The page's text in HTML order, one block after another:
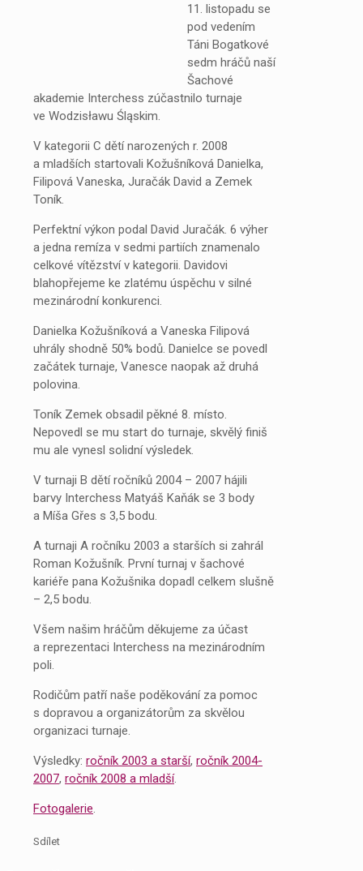
11. listopadu se
pod vedením
Táni Bogatkové
sedm hráčů naší
Šachové
akademie Interchess zúčastnilo turnaje
ve Wodzisławu Śląskim.
V kategorii C dětí narozených r. 2008
a mladších startovali Kožušníková Danielka,
Filipová Vaneska, Juračák David a Zemek
Toník.
Perfektní výkon podal David Juračák. 6 výher
a jedna remíza v sedmi partiích znamenalo
celkové vítězství v kategorii. Davidovi
blahopřejeme ke zlatému úspěchu v silné
mezinárodní konkurenci.
Danielka Kožušníková a Vaneska Filipová
uhrály shodně 50% bodů. Danielce se povedl
začátek turnaje, Vanesce naopak až druhá
polovina.
Toník Zemek obsadil pěkné 8. místo.
Nepovedl se mu start do turnaje, skvělý finiš
mu ale vynesl solidní výsledek.
V turnaji B dětí ročníků 2004 – 2007 hájili
barvy Interchess Matyáš Kaňák se 3 body
a Míša Gřes s 3,5 bodu.
A turnaji A ročníku 2003 a starších si zahrál
Roman Kožušník. První turnaj v šachové
kariéře pana Kožušnika dopadl celkem slušně
– 2,5 bodu.
Všem našim hráčům děkujeme za účast
a reprezentaci Interchess na mezinárodním
poli.
Rodičům patří naše poděkování za pomoc
s dopravou a organizátorům za skvělou
organizaci turnaje.
Výsledky: ročník 2003 a starší, ročník 2004-
2007, ročník 2008 a mladší.
Fotogalerie.
Sdílet